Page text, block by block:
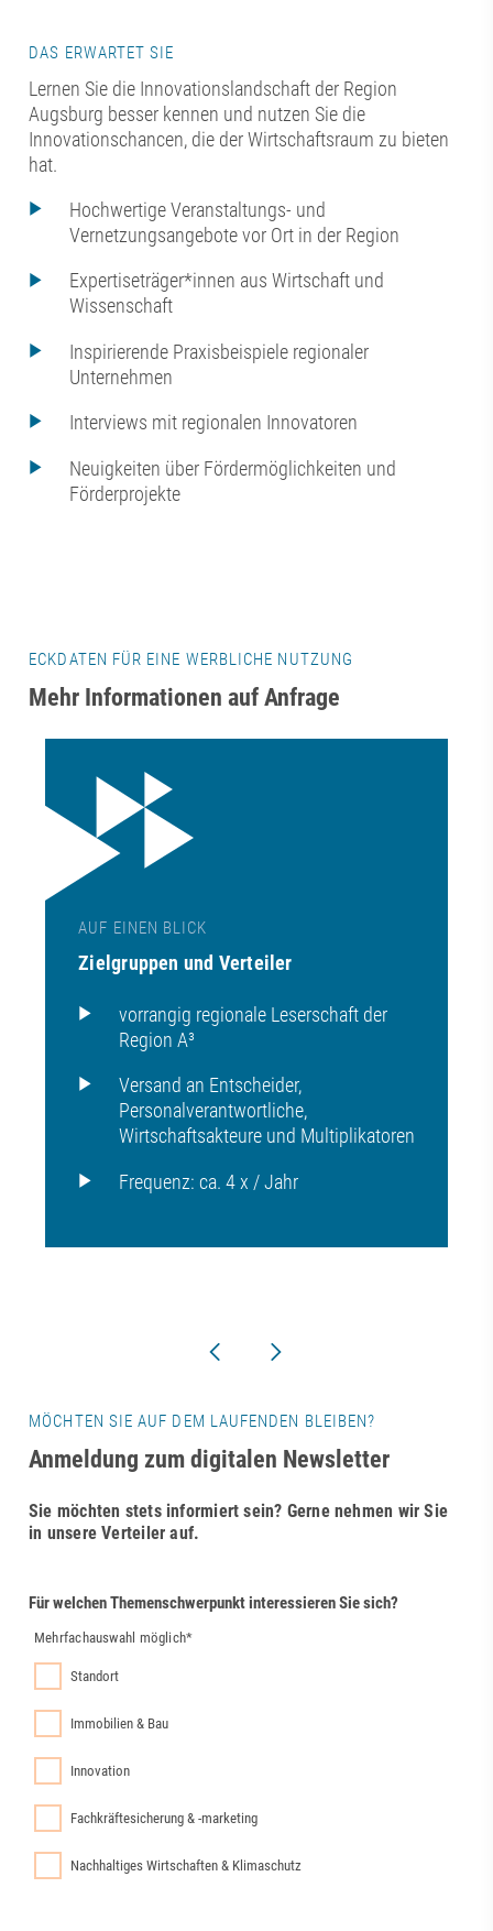
DAS ERWARTET SIE
Lernen Sie die Innovationslandschaft der Region
Augsburg besser kennen und nutzen Sie die
Innovationschancen, die der Wirtschaftsraum zu bieten
hat.
Hochwertige Veranstaltungs- und
Vernetzungsangebote vor Ort in der Region
Expertiseträger*innen aus Wirtschaft und
Wissenschaft
Inspirierende Praxisbeispiele regionaler
Unternehmen
Interviews mit regionalen Innovatoren
Neuigkeiten über Fördermöglichkeiten und
Förderprojekte
ECKDATEN FÜR EINE WERBLICHE NUTZUNG
Mehr Informationen auf Anfrage
AUF EINEN BLICK
Zielgruppen und Verteiler
vorrangig regionale Leserschaft der
Region A³
Versand an Entscheider,
Personalverantwortliche,
Wirtschaftsakteure und Multiplikatoren
Frequenz: ca. 4 x / Jahr
MÖCHTEN SIE AUF DEM LAUFENDEN BLEIBEN?
Anmeldung zum digitalen Newsletter